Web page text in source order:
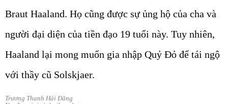
Braut Haaland. Họ cũng được sự ủng hộ của cha và
người đại diện của tiền đạo 19 tuổi này. Tuy nhiên,
Haaland lại mong muốn gia nhập Quỷ Đỏ để tái ngộ
với thầy cũ Solskjaer.
Trương Thanh Hải Đăng